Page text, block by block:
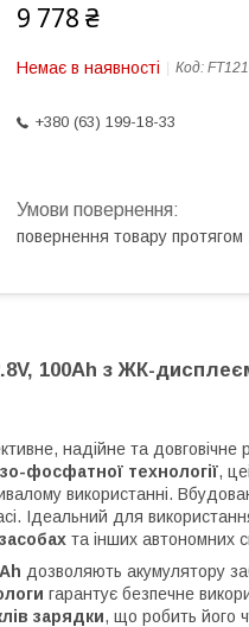
9 778 ₴
Немає в наявності Код:
+380 (63) 199-18-33
повернення товару протягом
100Ah з ЖК-
надійне та довговічне
фосфатної технології,
використанні.
Ідеальний для
та інших автономних
дозволяють акумулятору
гарантує безпечне
зарядки, що робить його